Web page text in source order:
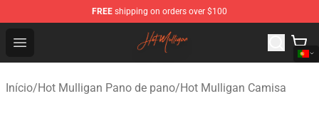
FREE shipping on orders over $100
Open menu
Hot Mulligan Shop - Official Hot Mulligan Merchandise
Início/Hot Mulligan Pano de pano/Hot Mulligan Camisa